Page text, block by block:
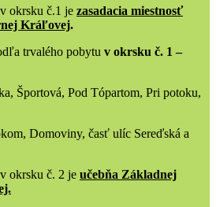
okrsku č.1 je zasadacia miestnosť
Kráľovej.
trvalého pobytu v okrsku č. 1 –
Športová, Pod Tópartom, Pri potoku,
Domoviny, časť ulíc Sereďská a
okrsku č. 2 je učebňa Základnej